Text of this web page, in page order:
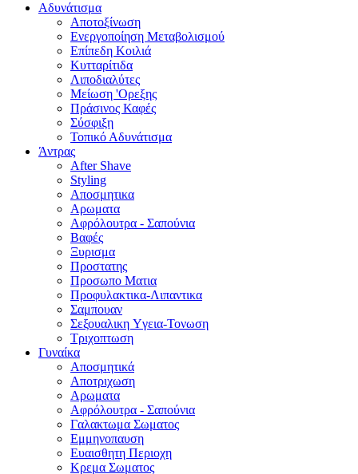
Αδυνάτισμα
Αποτοξίνωση
Ενεργοποίηση Μεταβολισμού
Επίπεδη Κοιλιά
Κυτταρίτιδα
Λιποδιαλύτες
Μείωση 'Ορεξης
Πράσινος Καφές
Σύσφιξη
Τοπικό Αδυνάτισμα
Άντρας
After Shave
Styling
Αποσμητικα
Αρωματα
Αφρόλουτρα - Σαπούνια
Βαφές
Ξυρισμα
Προστατης
Προσωπο Ματια
Προφυλακτικα-Λιπαντικα
Σαμπουαν
Σεξουαλικη Yγεια-Τονωση
Τριχοπτωση
Γυναίκα
Αποσμητικά
Αποτριχωση
Αρωματα
Αφρόλουτρα - Σαπούνια
Γαλακτωμα Σωματος
Εμμηνοπαυση
Ευαισθητη Περιοχη
Κρεμα Σωματος